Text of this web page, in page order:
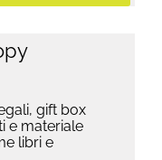
gift box
e materiale
libri e